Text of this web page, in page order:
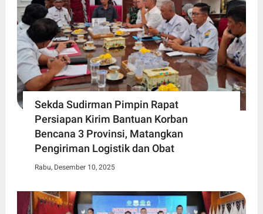
Sekda Sudirman Pimpin Rapat
Persiapan Kirim Bantuan Korban
Bencana 3 Provinsi, Matangkan
Pengiriman Logistik dan Obat
Rabu, Desember 10, 2025